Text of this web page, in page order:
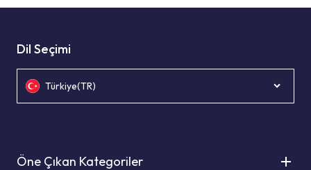
Dil Seçimi
Türkiye(TR)
Öne Çıkan Kategoriler